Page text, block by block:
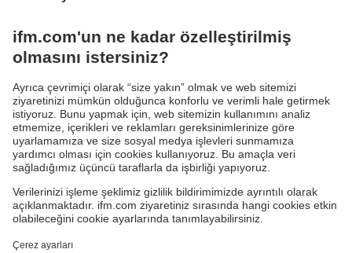
Anahtarlama noktasını mükemmel şekilde
ayarlama
Kimyasallara dirençli kapasitif sensörler